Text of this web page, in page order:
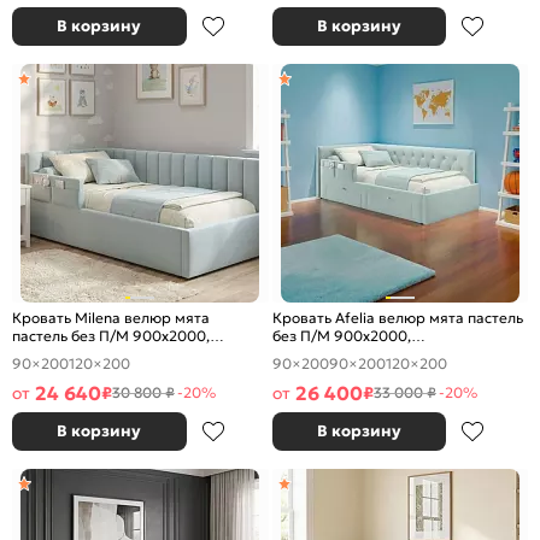
В корзину В корзину
Кровать Milena велюр мята
пастель без П/М 900x2000,
ортопедическое основание,
изголовье мягкое
90×200120×200
от 24 640₽30 800 ₽-20%
В корзину
Кровать Afelia велюр мята пастель
без П/М 900x2000,
ортопедическое основание,
изголовье мягкое
90×20090×200120×200
от 26 400₽33 000 ₽-20%
В корзину